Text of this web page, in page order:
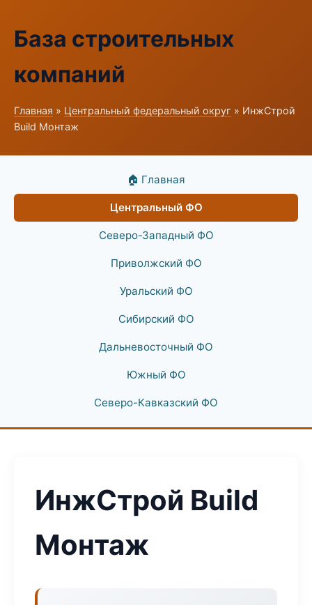
База строительных
компаний
Главная » Центральный федеральный округ » ИнжСтрой
Build Монтаж
🏠 Главная
Центральный ФО
Северо-Западный ФО
Приволжский ФО
Уральский ФО
Сибирский ФО
Дальневосточный ФО
Южный ФО
Северо-Кавказский ФО
ИнжСтрой Build
Монтаж